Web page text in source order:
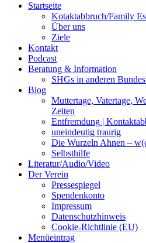
Startseite
Kotaktabbruch/Family
Über uns
Ziele
Kontakt
Podcast
Beratung & Information
SHGs in anderen
Blog
Muttertage, Vatertage,
Zeiten
Entfremdung |
uneindeutig traurig
Die Wurzeln Ahnen –
Selbsthilfe
Literatur/Audio/Video
Der Verein
Pressespiegel
Spendenkonto
Impressum
Datenschutzhinweis
Cookie-Richtlinie (EU)
Menüeintrag